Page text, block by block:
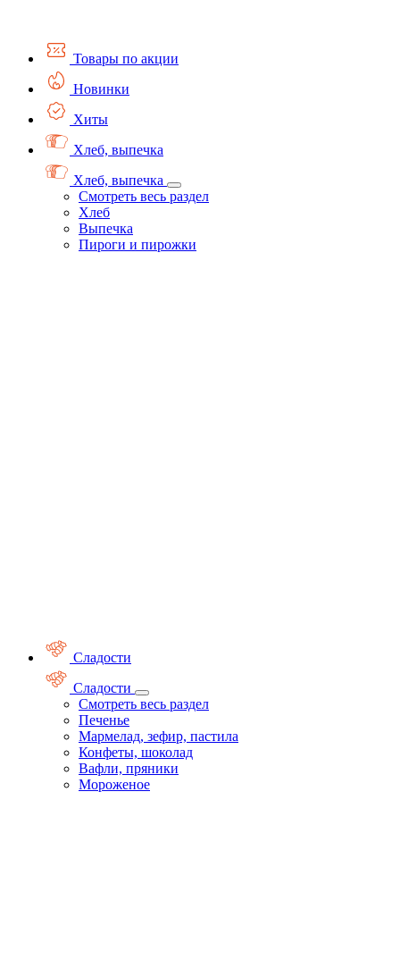
Товары по акции
Новинки
Хиты
Хлеб, выпечка
Хлеб, выпечка
Смотреть весь раздел
Хлеб
Выпечка
Пироги и пирожки
Сладости
Сладости
Смотреть весь раздел
Печенье
Мармелад, зефир, пастила
Конфеты, шоколад
Вафли, пряники
Мороженое